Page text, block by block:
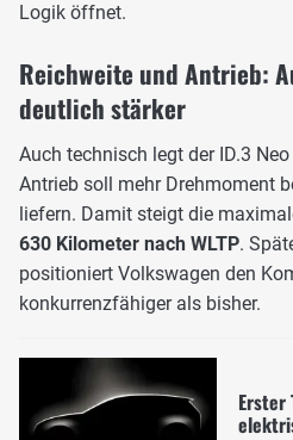
Logik öffnet.
Reichweite und Antrieb:
deutlich stärker
Auch technisch legt der ID.3
Antrieb soll mehr Drehmoment
liefern. Damit steigt die
630 Kilometer nach WLTP.
positioniert Volkswagen den
konkurrenzfähiger als bisher.
Erster